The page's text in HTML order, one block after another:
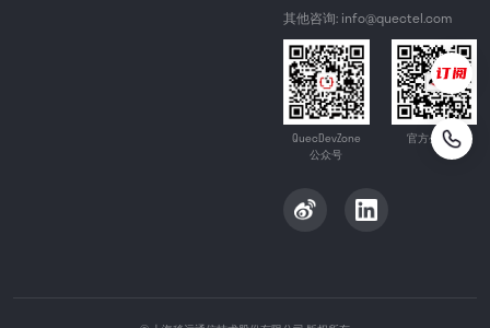
其他咨询: info@quectel.com
QuecDevZone
公众号
官方公众号